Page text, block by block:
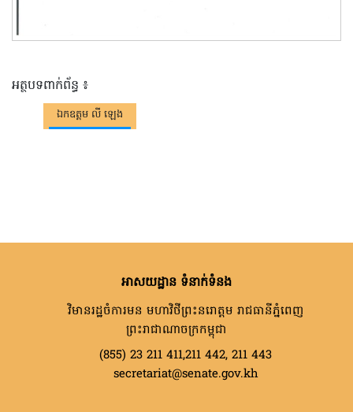
អត្ថបទពាក់ព័ន្ធ ៖
ឯកឧត្តម លី ឡេង
អាសយដ្ឋាន ទំនាក់ទំនង
វិមានរដ្ឋចំការមន មហាវិថីព្រះនរោត្តម រាជធានីភ្នំពេញ
ព្រះរាជាណាចក្រកម្ពុជា
(855) 23 211 411,211 442, 211 443
secretariat@senate.gov.kh